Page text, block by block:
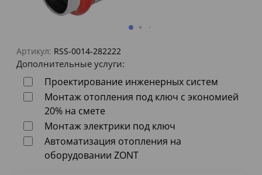
Артикул: RSS-0014-282222
Дополнительные услуги:
Проектирование инженерных систем
Монтаж отопления под ключ с экономией
20% на смете
Монтаж электрики под ключ
Автоматизация отопления на
оборудовании ZONT